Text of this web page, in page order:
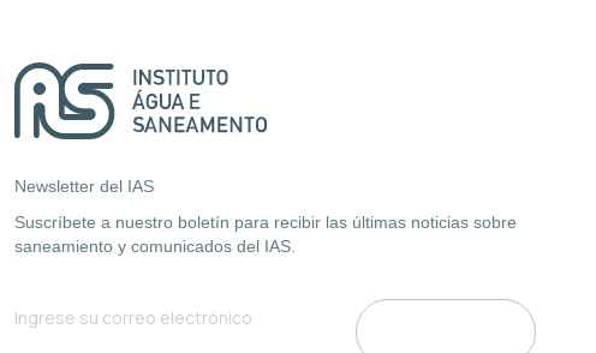
Newsletter del IAS
Suscríbete a nuestro boletín para recibir las últimas noticias sobre
saneamiento y comunicados del IAS.